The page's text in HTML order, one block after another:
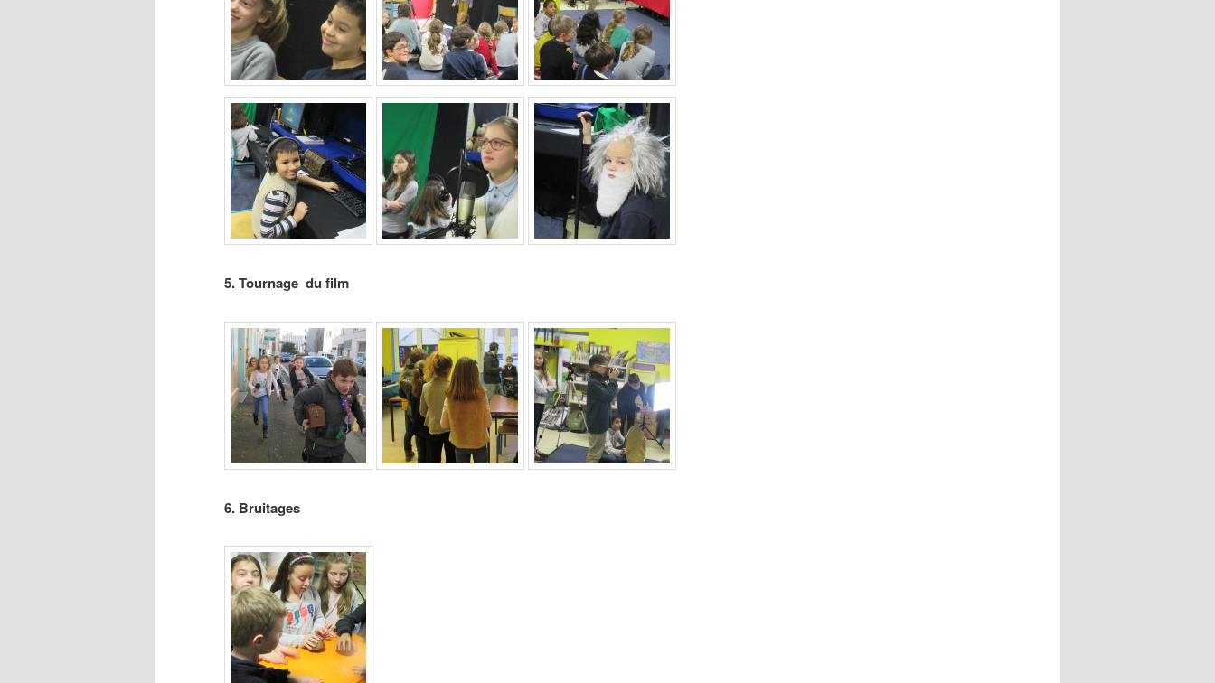
5. Tournage du film
6. Bruitages